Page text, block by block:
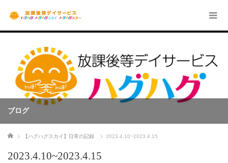
ブログ
ホーム 【ハグハグスカイ】日常の記録 2023.4.10~2023.4.15
2023.4.10~2023.4.15